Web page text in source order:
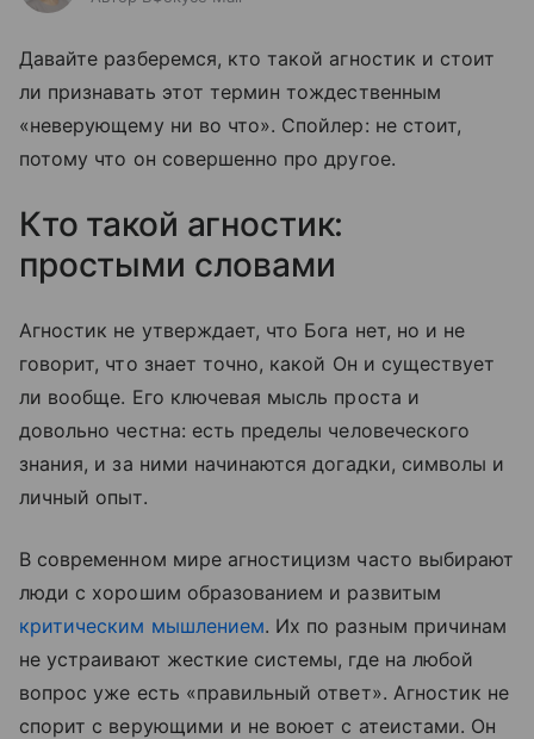
Давайте разберемся, кто такой агностик и стоит
ли признавать этот термин тождественным
«неверующему ни во что». Спойлер: не стоит,
потому что он совершенно про другое.
Кто такой агностик:
простыми словами
Агностик не утверждает, что Бога нет, но и не
говорит, что знает точно, какой Он и существует
ли вообще. Его ключевая мысль проста и
довольно честна: есть пределы человеческого
знания, и за ними начинаются догадки, символы и
личный опыт.
В современном мире агностицизм часто выбирают
люди с хорошим образованием и развитым
критическим мышлением. Их по разным причинам
не устраивают жесткие системы, где на любой
вопрос уже есть «правильный ответ». Агностик не
спорит с верующими и не воюет с атеистами. Он